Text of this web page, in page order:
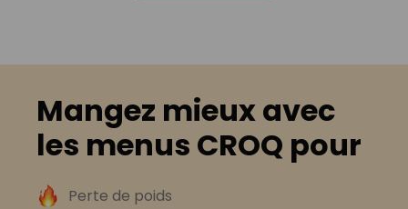
Mangez mieux avec
les menus CROQ pour
Perte de poids